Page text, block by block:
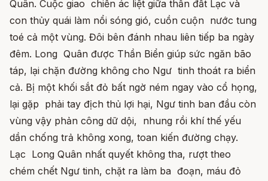
Quân. Cuộc giao chiến ác liệt giữa thần đất Lạc và
con thủy quái làm nổi sóng gió, cuồn cuộn nước tung
toé cả một vùng. Đôi bên đánh nhau liên tiếp ba ngày
đêm. Long Quân được Thần Biển giúp sức ngăn bão
táp, lại chặn đường không cho Ngư tinh thoát ra biển
cả. Bị một khối sắt đỏ bất ngờ ném ngay vào cổ họng,
lại gặp phải tay địch thủ lợi hại, Ngư tinh ban đầu còn
vùng vậy phản công dữ dội, nhung rồi khí thế yếu
dần chống trả không xong, toan kiến đường chạy.
Lạc Long Quân nhất quyết không tha, rượt theo
chém chết Ngư tinh, chặt ra làm ba đoạn, máu đỏ